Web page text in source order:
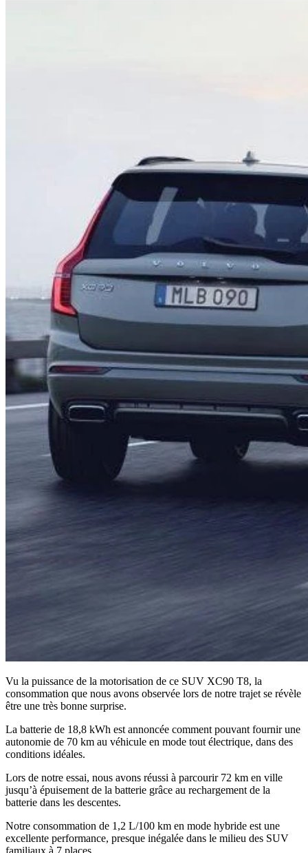
Vu la puissance de la motorisation de ce SUV XC90 T8, la
consommation que nous avons observée lors de notre trajet se révèle
être une très bonne surprise.
La batterie de 18,8 kWh est annoncée comment pouvant fournir une
autonomie de 70 km au véhicule en mode tout électrique, dans des
conditions idéales.
Lors de notre essai, nous avons réussi à parcourir 72 km en ville
jusqu’à épuisement de la batterie grâce au rechargement de la
batterie dans les descentes.
Notre consommation de 1,2 L/100 km en mode hybride est une
excellente performance, presque inégalée dans le milieu des SUV
familiaux à 7 places.